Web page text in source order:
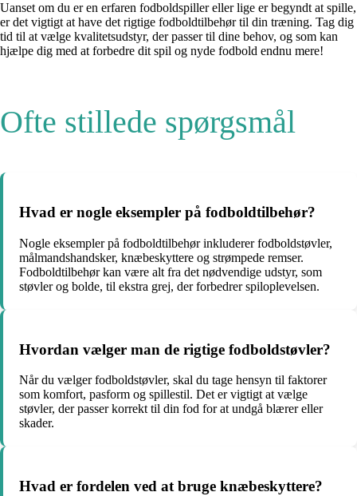
Uanset om du er en erfaren fodboldspiller eller lige er begyndt at spille,
er det vigtigt at have det rigtige fodboldtilbehør til din træning. Tag dig
tid til at vælge kvalitetsudstyr, der passer til dine behov, og som kan
hjælpe dig med at forbedre dit spil og nyde fodbold endnu mere!
Ofte stillede spørgsmål
Hvad er nogle eksempler på fodboldtilbehør?
Nogle eksempler på fodboldtilbehør inkluderer fodboldstøvler,
målmandshandsker, knæbeskyttere og strømpede remser.
Fodboldtilbehør kan være alt fra det nødvendige udstyr, som
støvler og bolde, til ekstra grej, der forbedrer spiloplevelsen.
Hvordan vælger man de rigtige fodboldstøvler?
Når du vælger fodboldstøvler, skal du tage hensyn til faktorer
som komfort, pasform og spillestil. Det er vigtigt at vælge
støvler, der passer korrekt til din fod for at undgå blærer eller
skader.
Hvad er fordelen ved at bruge knæbeskyttere?